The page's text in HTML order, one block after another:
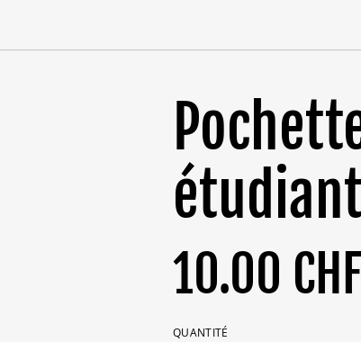
étudiant
10.00 CHF
QUANTITÉ